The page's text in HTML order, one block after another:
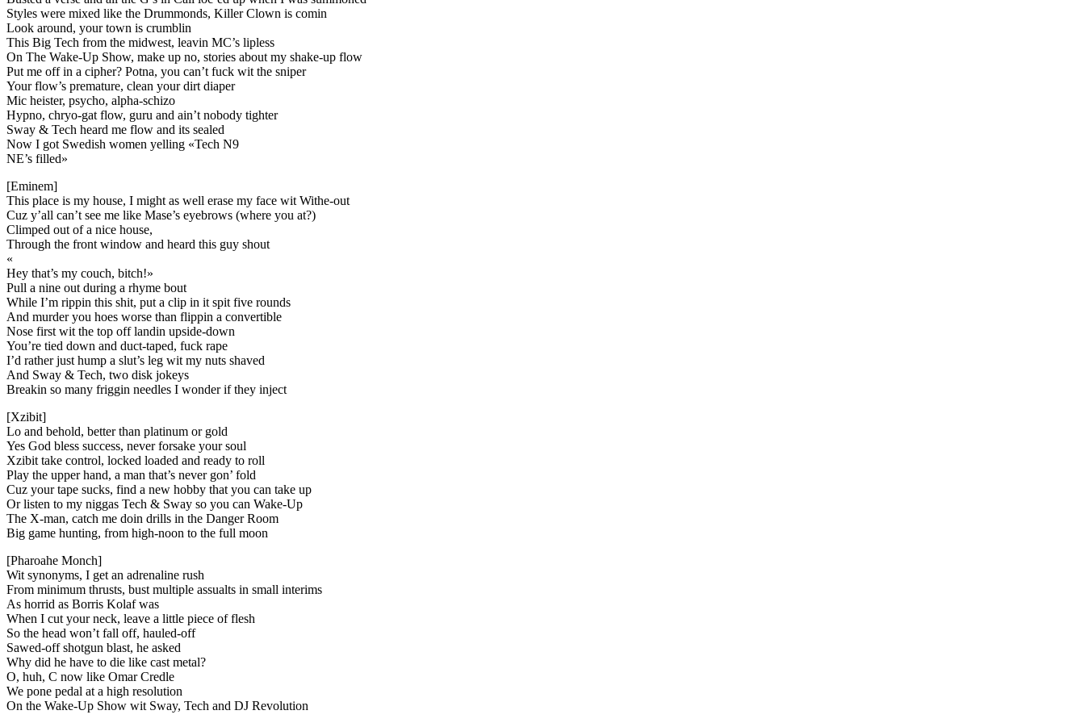
Styles were mixed like the Drummonds, Killer Clown is comin
Look around, your town is crumblin
This Big Tech from the midwest, leavin MC’s lipless
On The Wake-Up Show, make up no, stories about my shake-up flow
Put me off in a cipher? Potna, you can’t fuck wit the sniper
Your flow’s premature, clean your dirt diaper
Mic heister, psycho, alpha-schizo
Hypno, chryo-gat flow, guru and ain’t nobody tighter
Sway & Tech heard me flow and its sealed
Now I got Swedish women yelling «Tech N9
NE’s filled»
[Eminem]
This place is my house, I might as well erase my face wit Withe-out
Cuz y’all can’t see me like Mase’s eyebrows (where you at?)
Climped out of a nice house,
Through the front window and heard this guy shout
«
Hey that’s my couch, bitch!»
Pull a nine out during a rhyme bout
While I’m rippin this shit, put a clip in it spit five rounds
And murder you hoes worse than flippin a convertible
Nose first wit the top off landin upside-down
You’re tied down and duct-taped, fuck rape
I’d rather just hump a slut’s leg wit my nuts shaved
And Sway & Tech, two disk jokeys
Breakin so many friggin needles I wonder if they inject
[Xzibit]
Lo and behold, better than platinum or gold
Yes God bless success, never forsake your soul
Xzibit take control, locked loaded and ready to roll
Play the upper hand, a man that’s never gon’ fold
Cuz your tape sucks, find a new hobby that you can take up
Or listen to my niggas Tech & Sway so you can Wake-Up
The X-man, catch me doin drills in the Danger Room
Big game hunting, from high-noon to the full moon
[Pharoahe Monch]
Wit synonyms, I get an adrenaline rush
From minimum thrusts, bust multiple assualts in small interims
As horrid as Borris Kolaf was
When I cut your neck, leave a little piece of flesh
So the head won’t fall off, hauled-off
Sawed-off shotgun blast, he asked
Why did he have to die like cast metal?
O, huh, C now like Omar Credle
We pone pedal at a high resolution
On the Wake-Up Show wit Sway, Tech and DJ Revolution